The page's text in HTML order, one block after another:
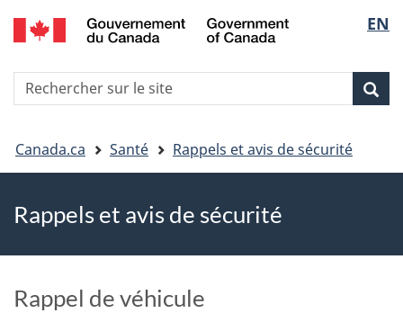
Skip
to
Skip
to
Passer
à
HTML
de
la
EN
Recherche
Vous
êtes
ici
Canada.ca Santé Rappels et avis de sécurité
Rappels et avis de sécurité
Rappel de véhicule